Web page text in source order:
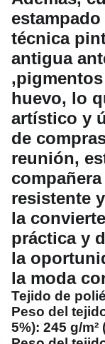
técnica
antigua
huevo, lo
artístico y
de
reunión,
resistente
la
práctica y
la
la moda
Tejido de
Peso del
5%): 245 g/m²